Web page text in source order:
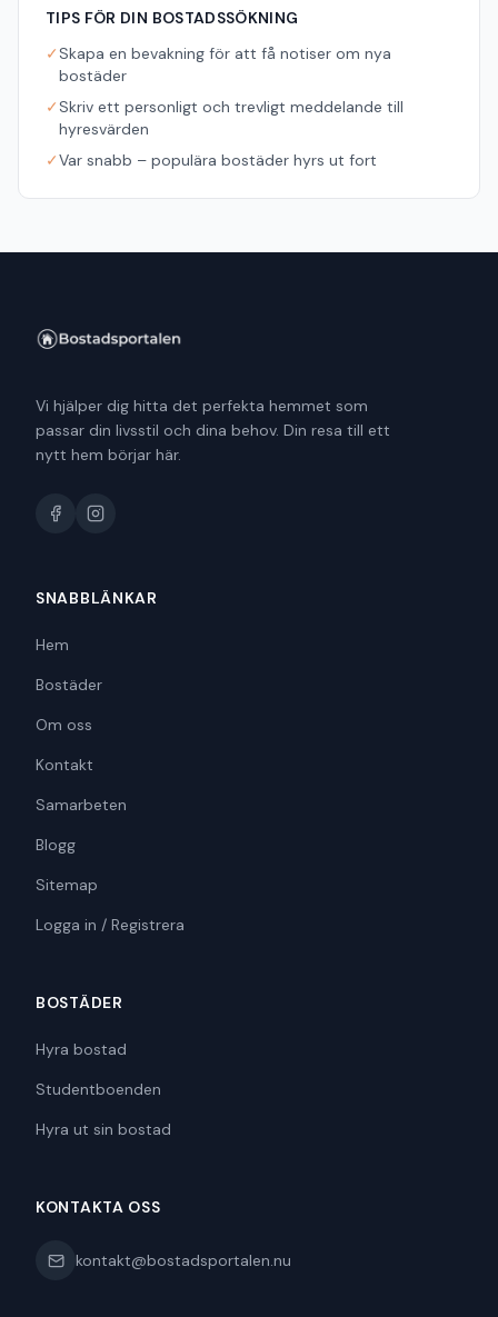
TIPS FÖR DIN BOSTADSSÖKNING
✓Skapa en bevakning för att få notiser om nya
bostäder
✓Skriv ett personligt och trevligt meddelande till
hyresvärden
✓Var snabb – populära bostäder hyrs ut fort
Vi hjälper dig hitta det perfekta hemmet som
passar din livsstil och dina behov. Din resa till ett
nytt hem börjar här.
SNABBLÄNKAR
Hem
Bostäder
Om oss
Kontakt
Samarbeten
Blogg
Sitemap
Logga in / Registrera
BOSTÄDER
Hyra bostad
Studentboenden
Hyra ut sin bostad
KONTAKTA OSS
kontakt@bostadsportalen.nu